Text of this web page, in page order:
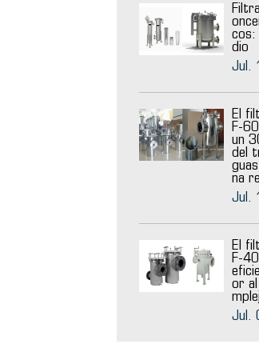
cos:
dio
Jul.
El
F-
un
del
na
Jul.
El
F-
or
Jul.